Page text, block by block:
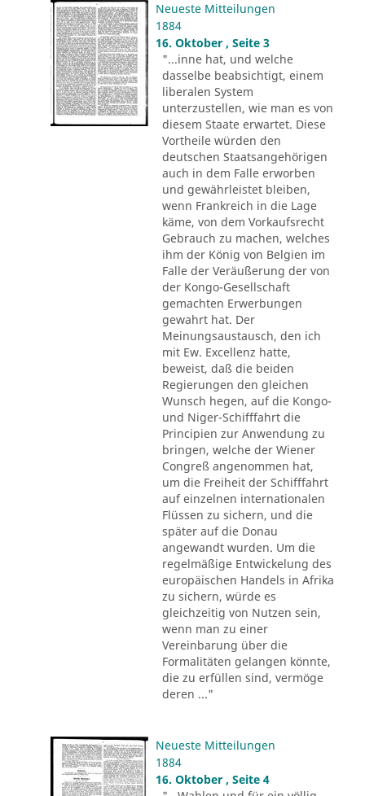
Neueste Mitteilungen
1884
16. Oktober , Seite 3
"...inne hat, und welche
dasselbe beabsichtigt, einem
liberalen System
unterzustellen, wie man es von
diesem Staate erwartet. Diese
Vortheile würden den
deutschen Staatsangehörigen
auch in dem Falle erworben
und gewährleistet bleiben,
wenn Frankreich in die Lage
käme, von dem Vorkaufsrecht
Gebrauch zu machen, welches
ihm der König von Belgien im
Falle der Veräußerung der von
der Kongo-Gesellschaft
gemachten Erwerbungen
gewahrt hat. Der
Meinungsaustausch, den ich
mit Ew. Excellenz hatte,
beweist, daß die beiden
Regierungen den gleichen
Wunsch hegen, auf die Kongo-
und Niger-Schifffahrt die
Principien zur Anwendung zu
bringen, welche der Wiener
Congreß angenommen hat,
um die Freiheit der Schifffahrt
auf einzelnen internationalen
Flüssen zu sichern, und die
später auf die Donau
angewandt wurden. Um die
regelmäßige Entwickelung des
europäischen Handels in Afrika
zu sichern, würde es
gleichzeitig von Nutzen sein,
wenn man zu einer
Vereinbarung über die
Formalitäten gelangen könnte,
die zu erfüllen sind, vermöge
deren ..."
Neueste Mitteilungen
1884
16. Oktober , Seite 4